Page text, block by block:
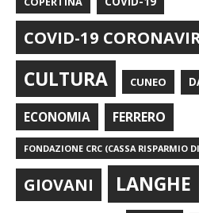
COVID-19
CULTURA CUNEO
ECONOMIA FERRERO
FONDAZIONE CRC (CASSA RISPARMIO
GIOVANI LANGHE